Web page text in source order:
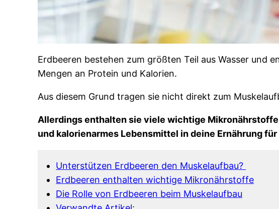
Erdbeeren bestehen zum größten Teil aus Wasser und
Mengen an Protein und Kalorien.
Aus diesem Grund tragen sie nicht direkt zum
Allerdings enthalten sie viele wichtige
und kalorienarmes Lebensmittel in deine Ernährung
Unterstützen Erdbeeren den Muskelaufbau?
Erdbeeren enthalten wichtige Mikronährstoffe
Die Rolle von Erdbeeren beim Muskelaufbau